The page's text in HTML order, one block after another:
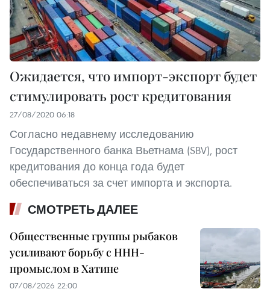
Ожидается, что импорт-экспорт будет
стимулировать рост кредитования
27/08/2020 06:18
Согласно недавнему исследованию
Государственного банка Вьетнама (SBV), рост
кредитования до конца года будет
обеспечиваться за счет импорта и экспорта.
СМОТРЕТЬ ДАЛЕЕ
Общественные группы рыбаков
усиливают борьбу с ННН-
промыслом в Хатине
07/08/2026 22:00